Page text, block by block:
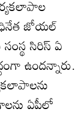
అధినేత జోయల్‌
సిరిస్‌ ఏ
ఉందన్నారు.
ఏపీలో